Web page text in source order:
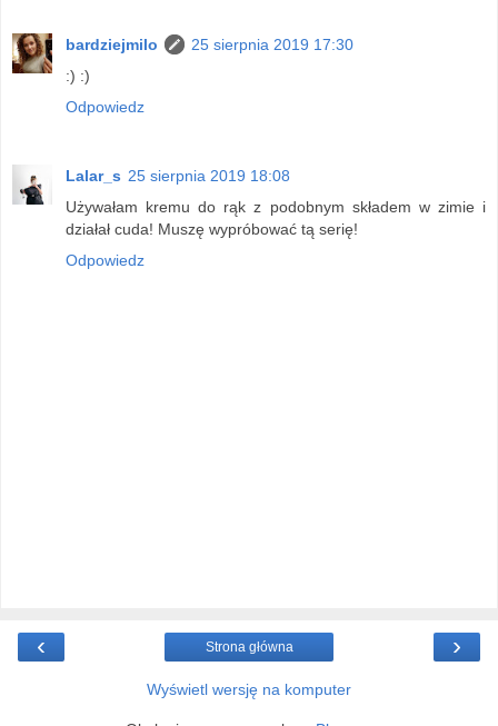
bardziejmilo
25 sierpnia 2019 17:30
:) :)
Odpowiedz
Lalar_s 25 sierpnia 2019 18:08
Używałam kremu do rąk z podobnym składem w zimie i
działał cuda! Muszę wypróbować tą serię!
Odpowiedz
‹ ›
Strona główna
Wyświetl wersję na komputer